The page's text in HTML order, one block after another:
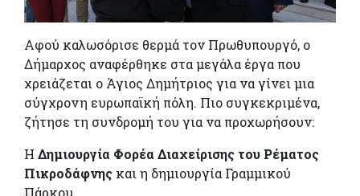
Αφού καλωσόρισε θερμά τον Πρωθυπουργό, ο
Δήμαρχος αναφέρθηκε στα μεγάλα έργα που
χρειάζεται ο Άγιος Δημήτριος για να γίνει μια
σύγχρονη ευρωπαϊκή πόλη. Πιο συγκεκριμένα,
ζήτησε τη συνδρομή του για να προχωρήσουν:
Η Δημιουργία Φορέα Διαχείρισης του Ρέματος
Πικροδάφνης και η δημιουργία Γραμμικού
Πάρκου